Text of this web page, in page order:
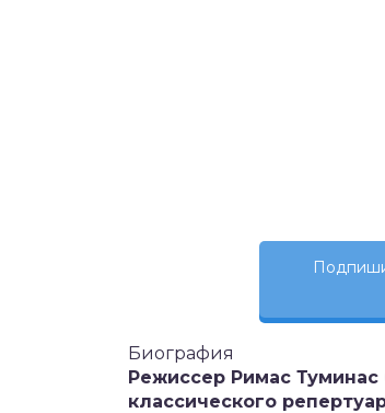
Биография
Режиссер Римас
классического